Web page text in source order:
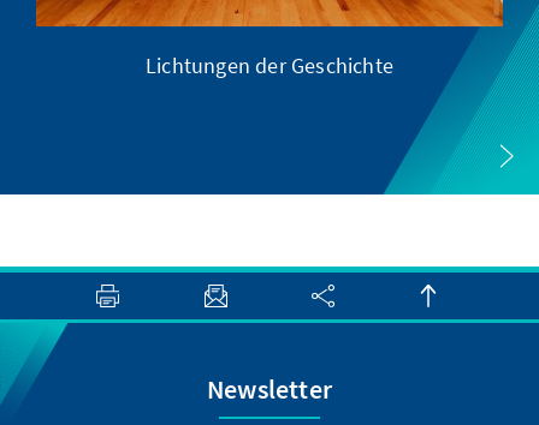
Lichtungen der Geschichte
Newsletter